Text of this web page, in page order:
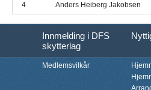
4 Anders Heiberg Jakobsen
Innmelding i DFS
skytterlag
Medlemsvilkår